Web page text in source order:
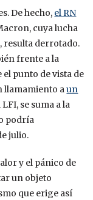
De hecho, el RN
cuya lucha
resulta derrotado.
frente a la
punto de vista de
llamamiento aun
se suma a la
podría
julio.
y el pánico de
un objeto
que erige así